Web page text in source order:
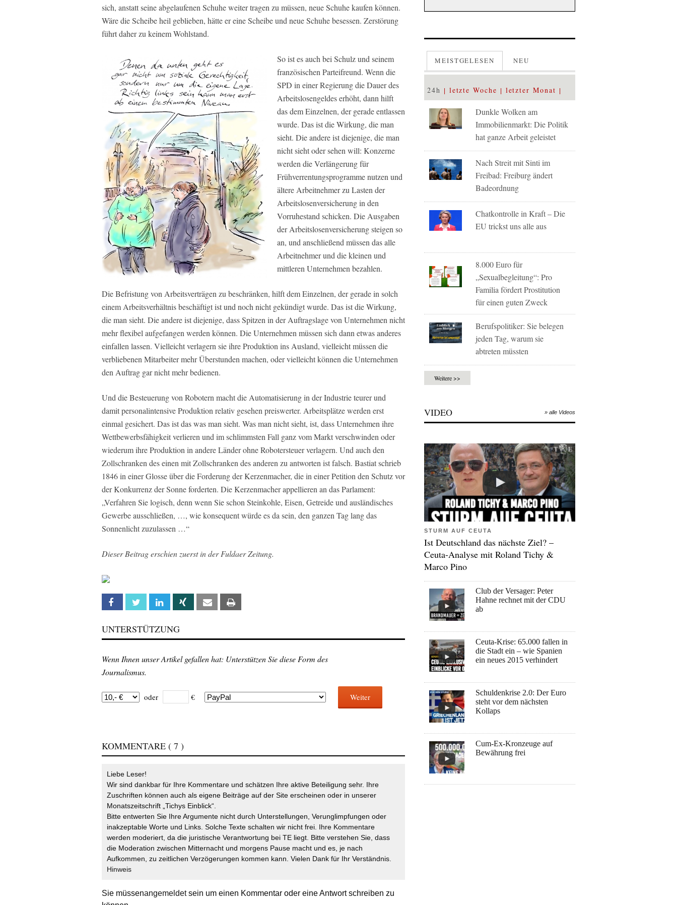
sich, anstatt seine abgelaufenen Schuhe weiter tragen zu müssen, neue Schuhe kaufen können.
Wäre die Scheibe heil geblieben, hätte er eine Scheibe und neue Schuhe besessen. Zerstörung
führt daher zu keinem Wohlstand.
So ist es auch bei Schulz und seinem
französischen Parteifreund. Wenn die
SPD in einer Regierung die Dauer des
Arbeitslosengeldes erhöht, dann hilft
das dem Einzelnen, der gerade entlassen
wurde. Das ist die Wirkung, die man
sieht. Die andere ist diejenige, die man
nicht sieht oder sehen will: Konzerne
werden die Verlängerung für
Frühverrentungsprogramme nutzen und
ältere Arbeitnehmer zu Lasten der
Arbeitslosenversicherung in den
Vorruhestand schicken. Die Ausgaben
der Arbeitslosenversicherung steigen so
an, und anschließend müssen das alle
Arbeitnehmer und die kleinen und
mittleren Unternehmen bezahlen.
Die Befristung von Arbeitsverträgen zu beschränken, hilft dem Einzelnen, der gerade in solch
einem Arbeitsverhältnis beschäftigt ist und noch nicht gekündigt wurde. Das ist die Wirkung,
die man sieht. Die andere ist diejenige, dass Spitzen in der Auftragslage von Unternehmen nicht
mehr flexibel aufgefangen werden können. Die Unternehmen müssen sich dann etwas anderes
einfallen lassen. Vielleicht verlagern sie ihre Produktion ins Ausland, vielleicht müssen die
verbliebenen Mitarbeiter mehr Überstunden machen, oder vielleicht können die Unternehmen
den Auftrag gar nicht mehr bedienen.
Und die Besteuerung von Robotern macht die Automatisierung in der Industrie teurer und
damit personalintensive Produktion relativ gesehen preiswerter. Arbeitsplätze werden erst
einmal gesichert. Das ist das was man sieht. Was man nicht sieht, ist, dass Unternehmen ihre
Wettbewerbsfähigkeit verlieren und im schlimmsten Fall ganz vom Markt verschwinden oder
wiederum ihre Produktion in andere Länder ohne Robotersteuer verlagern. Und auch den
Zollschranken des einen mit Zollschranken des anderen zu antworten ist falsch. Bastiat schrieb
1846 in einer Glosse über die Forderung der Kerzenmacher, die in einer Petition den Schutz vor
der Konkurrenz der Sonne forderten. Die Kerzenmacher appellieren an das Parlament:
„Verfahren Sie logisch, denn wenn Sie schon Steinkohle, Eisen, Getreide und ausländisches
Gewerbe ausschließen, …, wie konsequent würde es da sein, den ganzen Tag lang das
Sonnenlicht zuzulassen …“
Dieser Beitrag erschien zuerst in der Fuldaer Zeitung.
Facebook Twitter Linkedin Xing Email
UNTERSTÜTZUNG
Wenn Ihnen unser Artikel gefallen hat: Unterstützen Sie diese Form des
Journalismus.
oder € Weiter
KOMMENTARE ( 7 )
Liebe Leser!
Wir sind dankbar für Ihre Kommentare und schätzen Ihre aktive Beteiligung sehr. Ihre
Zuschriften können auch als eigene Beiträge auf der Site erscheinen oder in unserer
Monatszeitschrift „Tichys Einblick“.
Bitte entwerten Sie Ihre Argumente nicht durch Unterstellungen, Verunglimpfungen oder
inakzeptable Worte und Links. Solche Texte schalten wir nicht frei. Ihre Kommentare
werden moderiert, da die juristische Verantwortung bei TE liegt. Bitte verstehen Sie, dass
die Moderation zwischen Mitternacht und morgens Pause macht und es, je nach
Aufkommen, zu zeitlichen Verzögerungen kommen kann. Vielen Dank für Ihr Verständnis.
Hinweis
Sie müssenangemeldetsein um einen Kommentar oder eine Antwort schreiben zu
MEISTGELESEN NEU
24h letzte Woche letzter Monat
Dunkle Wolken am
Immobilienmarkt: Die Politik
hat ganze Arbeit geleistet
Nach Streit mit Sinti im
Freibad: Freiburg ändert
Badeordnung
Chatkontrolle in Kraft – Die
EU trickst uns alle aus
8.000 Euro für
„Sexualbegleitung“: Pro
Familia fördert Prostitution
für einen guten Zweck
Berufspolitiker: Sie belegen
jeden Tag, warum sie
abtreten müssten
Weitere >>
VIDEO » alle Videos
STURM AUF CEUTA
Ist Deutschland das nächste Ziel? –
Ceuta-Analyse mit Roland Tichy &
Marco Pino
Club der Versager: Peter
Hahne rechnet mit der CDU
ab
Ceuta-Krise: 65.000 fallen in
die Stadt ein – wie Spanien
ein neues 2015 verhindert
Schuldenkrise 2.0: Der Euro
steht vor dem nächsten
Kollaps
Cum-Ex-Kronzeuge auf
Bewährung frei